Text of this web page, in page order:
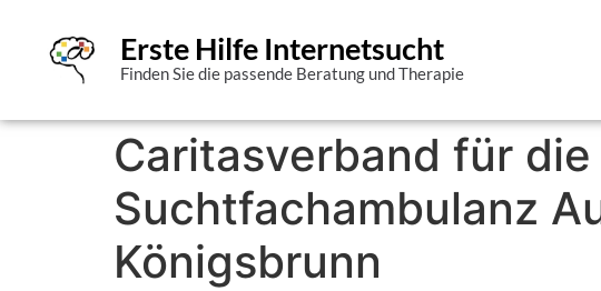
Erste Hilfe Internetsucht
Finden Sie die passende Beratung und Therapie
Caritasverband für
Suchtfachambulanz
Königsbrunn